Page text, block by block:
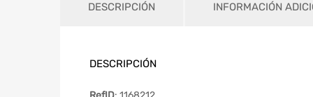
DESCRIPCIÓN INFORMACIÓN
DESCRIPCIÓN